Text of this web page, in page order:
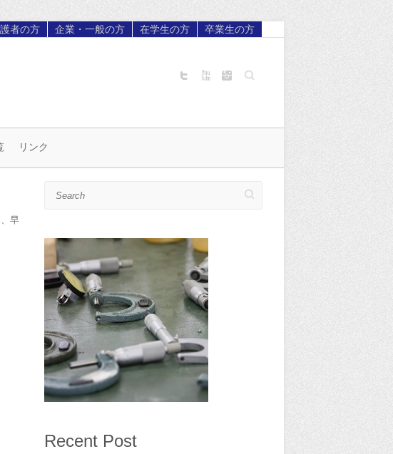
卒業生の方
在学生の方
企業・一般の方
者の方
Search
リンク
早
Recent Post